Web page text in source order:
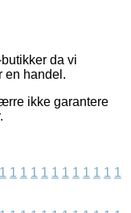
da vi
en handel.
ikke garantere
1 1 1 1 1 1 1 1 1 1 1 1